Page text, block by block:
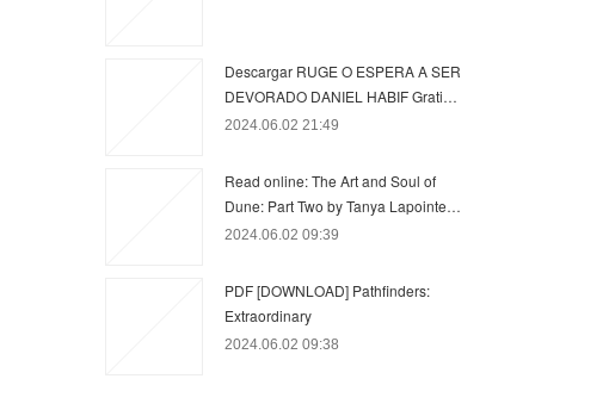
Descargar RUGE O ESPERA A SER
DEVORADO DANIEL HABIF Grati…
2024.06.02 21:49
Read online: The Art and Soul of
Dune: Part Two by Tanya Lapointe…
2024.06.02 09:39
PDF [DOWNLOAD] Pathfinders:
Extraordinary
2024.06.02 09:38